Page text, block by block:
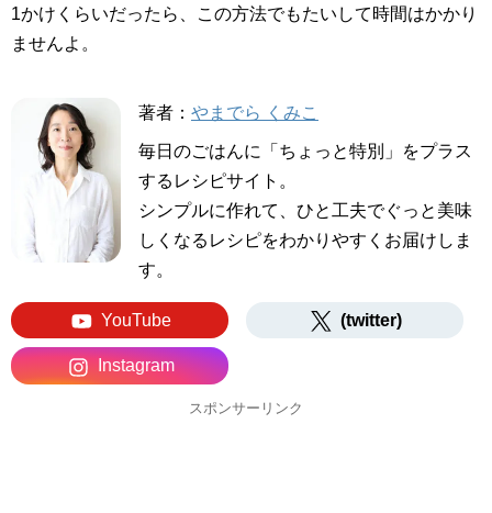
1かけくらいだったら、この方法でもたいして時間はかかり
ませんよ。
著者： やまでら くみこ
毎日のごはんに「ちょっと特別」をプラス
するレシピサイト。
シンプルに作れて、ひと工夫でぐっと美味
しくなるレシピをわかりやすくお届けしま
す。
YouTube (twitter)
Instagram
スポンサーリンク